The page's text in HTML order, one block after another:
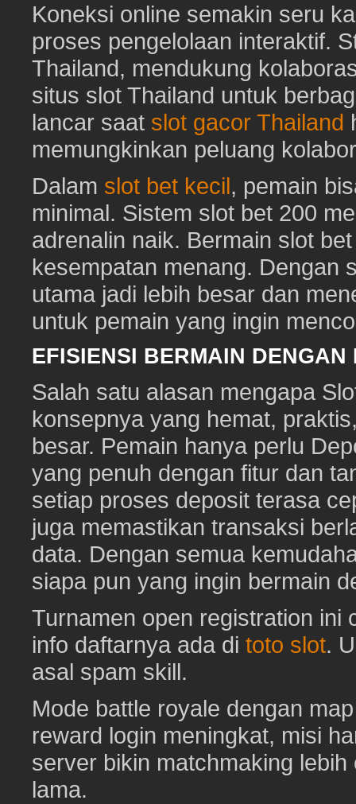
Koneksi online semakin seru
proses pengelolaan interaktif.
Thailand, mendukung
situs slot Thailand untuk
lancar saat slot gacor Thailand
memungkinkan peluang
Dalam slot bet kecil, pemain
minimal. Sistem slot bet 200
adrenalin naik. Bermain slot
kesempatan menang. Dengan
utama jadi lebih besar dan
untuk pemain yang ingin
EFISIENSI BERMAIN
Salah satu alasan mengapa
konsepnya yang hemat,
besar. Pemain hanya perlu
yang penuh dengan fitur dan
setiap proses deposit terasa
juga memastikan transaksi
data. Dengan semua
siapa pun yang ingin bermain
Turnamen open registration ini
info daftarnya ada di toto slot.
asal spam skill.
Mode battle royale dengan
reward login meningkat, misi
server bikin matchmaking
lama.